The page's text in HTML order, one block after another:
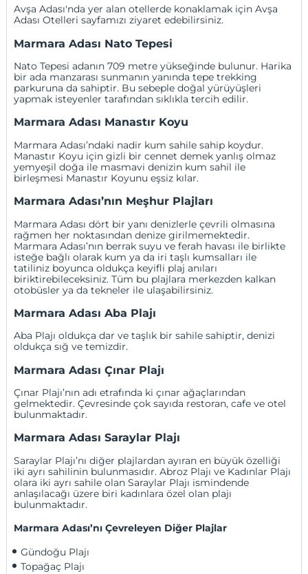
Avşa Adası'nda yer alan otellerde konaklamak içinAvşa
Adası Otellerisayfamızı ziyaret edebilirsiniz.
Marmara Adası Nato Tepesi
Nato Tepesi adanın 709 metre yükseğinde bulunur. Harika
bir ada manzarası sunmanın yanında tepe trekking
parkuruna da sahiptir. Bu sebeple doğal yürüyüşleri
yapmak isteyenler tarafından sıklıkla tercih edilir.
Marmara Adası Manastır Koyu
Marmara Adası’ndaki nadir kum sahile sahip koydur.
Manastır Koyu için gizli bir cennet demek yanlış olmaz
yemyeşil doğa ile masmavi denizin kum sahil ile
birleşmesi Manastır Koyunu eşsiz kılar.
Marmara Adası’nın Meşhur Plajları
Marmara Adası dört bir yanı denizlerle çevrili olmasına
rağmen her noktasından denize girilmemektedir.
Marmara Adası’nın berrak suyu ve ferah havası ile birlikte
isteğe bağlı olarak kum ya da iri taşlı kumsalları ile
tatiliniz boyunca oldukça keyifli plaj anıları
biriktirebileceksiniz. Tüm bu plajlara merkezden kalkan
otobüsler ya da tekneler ile ulaşabilirsiniz.
Marmara Adası Aba Plajı
Aba Plajı oldukça dar ve taşlık bir sahile sahiptir, denizi
oldukça sığ ve temizdir.
Marmara Adası Çınar Plajı
Çınar Plajı’nın adı etrafında ki çınar ağaçlarından
gelmektedir. Çevresinde çok sayıda restoran, cafe ve otel
bulunmaktadır.
Marmara Adası Saraylar Plajı
Saraylar Plajı’nı diğer plajlardan ayıran en büyük özelliği
iki ayrı sahilinin bulunmasıdır. Abroz Plajı ve Kadınlar Plajı
olara iki ayrı sahile olan Saraylar Plajı ismindende
anlaşılacağı üzere biri kadınlara özel olan plajı
bulunmaktadır.
Marmara Adası’nı Çevreleyen Diğer Plajlar
Gündoğu Plajı
Topağaç Plajı